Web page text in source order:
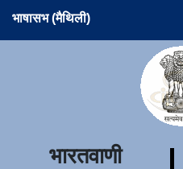
भाषासभ (मैथिली)
भारतवाणी